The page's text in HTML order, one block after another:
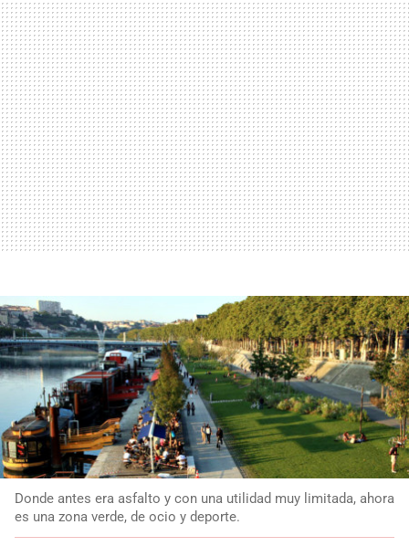
Donde antes era asfalto y con una utilidad muy limitada, ahora
es una zona verde, de ocio y deporte.